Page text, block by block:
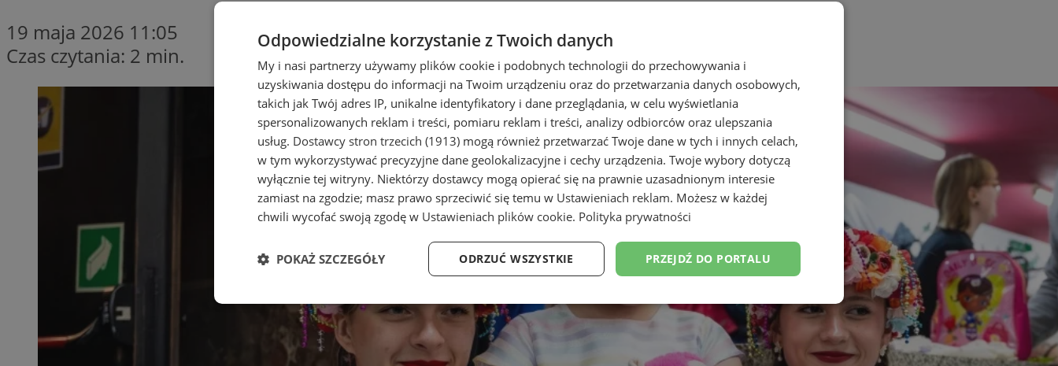
19 maja 2026 11:05
Czas czytania: 2 min.
Odpowiedzialne korzystanie z Twoich danych
My i nasi partnerzy używamy plików cookie i podobnych technologii do przechowywania i
uzyskiwania dostępu do informacji na Twoim urządzeniu oraz do przetwarzania danych osobowych,
takich jak Twój adres IP, unikalne identyfikatory i dane przeglądania, w celu wyświetlania
spersonalizowanych reklam i treści, pomiaru reklam i treści, analizy odbiorców oraz ulepszania
usług. Dostawcy stron trzecich (1913) mogą również przetwarzać Twoje dane w tych i innych celach,
w tym wykorzystywać precyzyjne dane geolokalizacyjne i cechy urządzenia. Twoje wybory dotyczą
wyłącznie tej witryny. Niektórzy dostawcy mogą opierać się na prawnie uzasadnionym interesie
zamiast na zgodzie; masz prawo sprzeciwić się temu w Ustawieniach reklam. Możesz w każdej
chwili wycofać swoją zgodę w Ustawieniach plików cookie. Polityka prywatności
PRZEJDŹ DO PORTALU
ODRZUĆ WSZYSTKIE
POKAŻ SZCZEGÓŁY
Niezbędne Wydajność Targetowanie Funkcjonalność Niesklasyfikowane